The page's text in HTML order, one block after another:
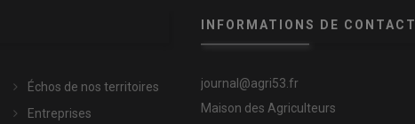
Échos de nos territoires
Entreprises
INFORMATIONS DE CONTACT
journal@agri53.fr
Maison des Agriculteurs